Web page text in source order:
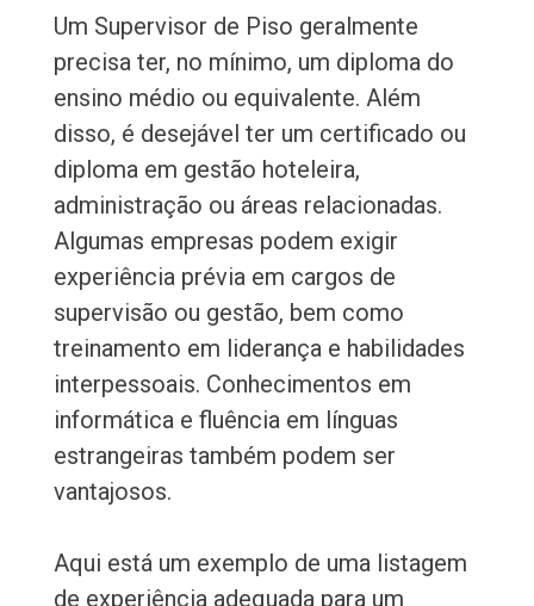
Um Supervisor de Piso geralmente
precisa ter, no mínimo, um diploma do
ensino médio ou equivalente. Além
disso, é desejável ter um certificado ou
diploma em gestão hoteleira,
administração ou áreas relacionadas.
Algumas empresas podem exigir
experiência prévia em cargos de
supervisão ou gestão, bem como
treinamento em liderança e habilidades
interpessoais. Conhecimentos em
informática e fluência em línguas
estrangeiras também podem ser
vantajosos.
Aqui está um exemplo de uma listagem
de experiência adequada para um